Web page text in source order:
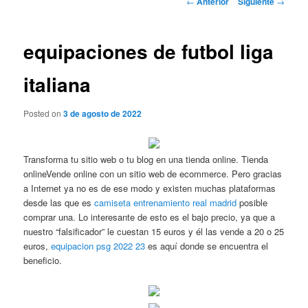
equipaciones de futbol liga
italiana
Posted on3 de agosto de 2022
Transforma tu sitio web o tu blog en una tienda online. Tienda
onlineVende online con un sitio web de ecommerce. Pero gracias
a Internet ya no es de ese modo y existen muchas plataformas
desde las que escamiseta entrenamiento real madrid posible
comprar una. Lo interesante de esto es el bajo precio, ya que a
nuestro “falsificador” le cuestan 15 euros y él las vende a 20 o 25
euros,equipacion psg 2022 23 es aquí donde se encuentra el
beneficio.